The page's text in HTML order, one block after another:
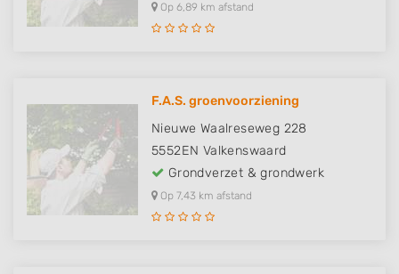
Op 6,89 km afstand
F.A.S. groenvoorziening
Nieuwe Waalreseweg 228
5552EN Valkenswaard
Grondverzet & grondwerk
Op 7,43 km afstand